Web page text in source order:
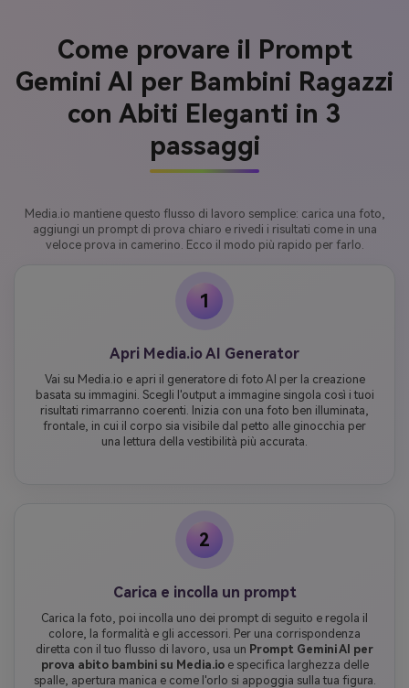
Come provare il Prompt
Gemini AI per Bambini Ragazzi
con Abiti Eleganti in 3
passaggi
Media.io mantiene questo flusso di lavoro semplice: carica una foto,
aggiungi un prompt di prova chiaro e rivedi i risultati come in una
veloce prova in camerino. Ecco il modo più rapido per farlo.
1
Apri Media.io AI Generator
Vai su Media.io e apri il generatore di foto AI per la creazione
basata su immagini. Scegli l'output a immagine singola così i tuoi
risultati rimarranno coerenti. Inizia con una foto ben illuminata,
frontale, in cui il corpo sia visibile dal petto alle ginocchia per
una lettura della vestibilità più accurata.
2
Carica e incolla un prompt
Carica la foto, poi incolla uno dei prompt di seguito e regola il
colore, la formalità e gli accessori. Per una corrispondenza
diretta con il tuo flusso di lavoro, usa un Prompt Gemini AI per
prova abito bambini su Media.ioe specifica larghezza delle
spalle, apertura manica e come l'orlo si appoggia sulla tua figura.